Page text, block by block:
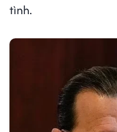
tình.